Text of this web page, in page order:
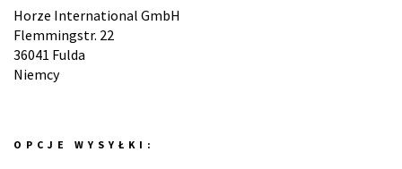
Horze International GmbH
Flemmingstr. 22
36041 Fulda
Niemcy
OPCJE WYSYŁKI: